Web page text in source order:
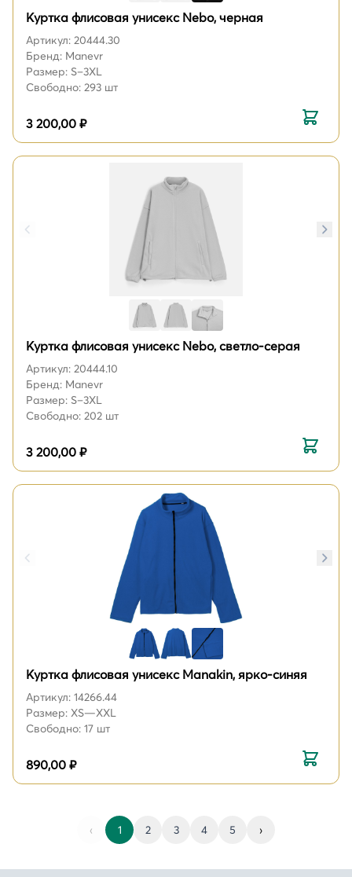
Куртка флисовая унисекс Nebo, черная
Артикул: 20444.30
Бренд: Manevr
Размер: S–3XL
Свободно: 293 шт
3 200,00 ₽
Куртка флисовая унисекс Nebo, светло-серая
Артикул: 20444.10
Бренд: Manevr
Размер: S–3XL
Свободно: 202 шт
3 200,00 ₽
Куртка флисовая унисекс Manakin, ярко-синяя
Артикул: 14266.44
Размер: XS—XXL
Свободно: 17 шт
890,00 ₽
‹ 1 2 3 4 5 ›